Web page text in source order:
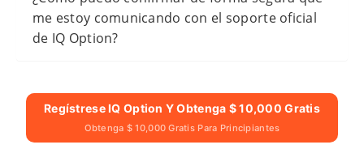
me estoy comunicando con el soporte oficial
de IQ Option?
Regístrese IQ Option Y Obtenga $ 10,000 Gratis
Obtenga $ 10,000 Gratis Para Principiantes